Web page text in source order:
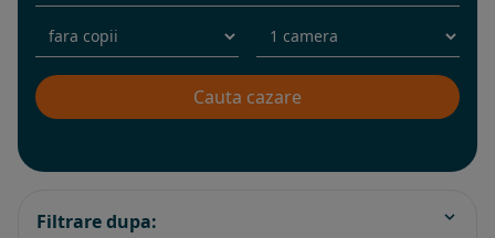
Filtrare dupa: